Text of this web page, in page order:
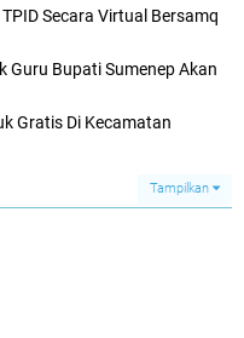
Secara Virtual Bersamq
Guru Bupati Sumenep Akan
Gratis Di Kecamatan
Tampilkan